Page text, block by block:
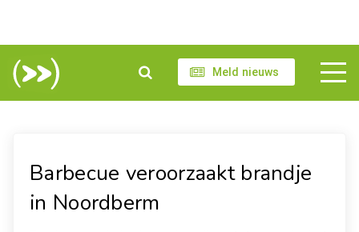
Meld nieuws
Barbecue veroorzaakt brandje
in Noordberm